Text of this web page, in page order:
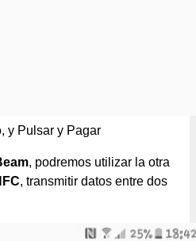
y Pulsar y Pagar
, podremos utilizar la otra
, transmitir datos entre dos